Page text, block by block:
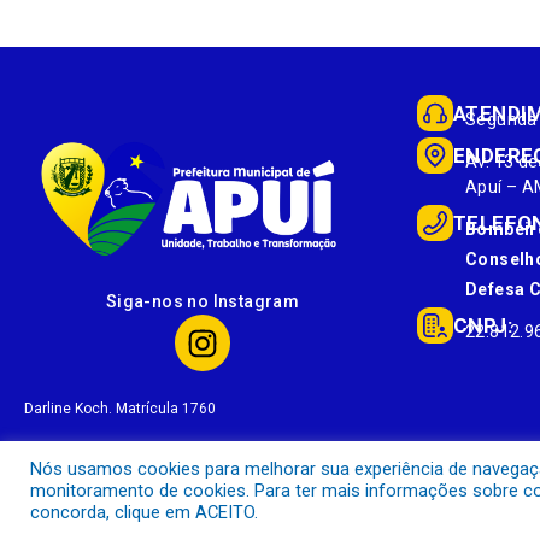
Siga-nos no Instagram
Darline Koch. Matrícula 1760
Av. 13
Apuí –
Defesa
CNPJ:
Todos os direitos reservados a
Nós usamos cookies para melhorar sua experiência de
monitoramento de cookies. Para ter mais informações sobre
concorda, clique em ACEITO.